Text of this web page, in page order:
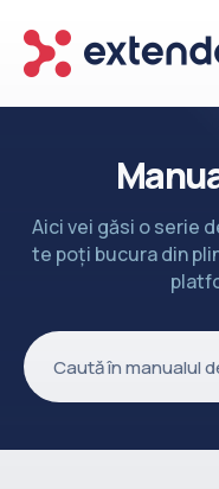
Vanzari și
Marketing și
Integrări
Setări
Aici vei găsi o serie
te poți bucura din